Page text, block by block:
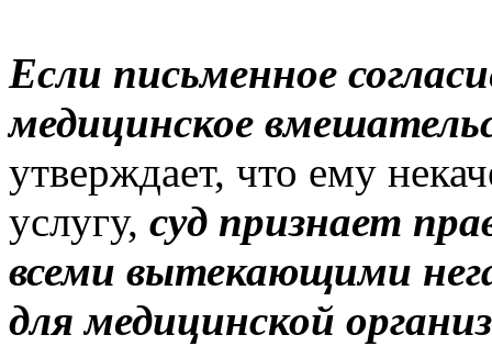
Если письменное
медицинское
утверждает, что ему
услугу, суд признает
всеми вытекающими
для медицинской